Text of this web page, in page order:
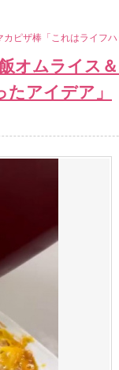
ピザ棒「これはライフ
オムライス
アイデア」